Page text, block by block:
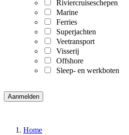
Riviercruiseschepen
Marine
Ferries
Superjachten
Veetransport
Visserij
Offshore
Sleep- en werkboten
Home